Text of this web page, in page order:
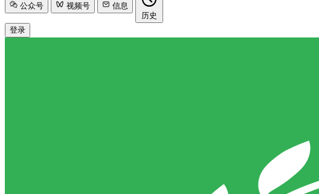
公众号 视频号
信息
历史
登录